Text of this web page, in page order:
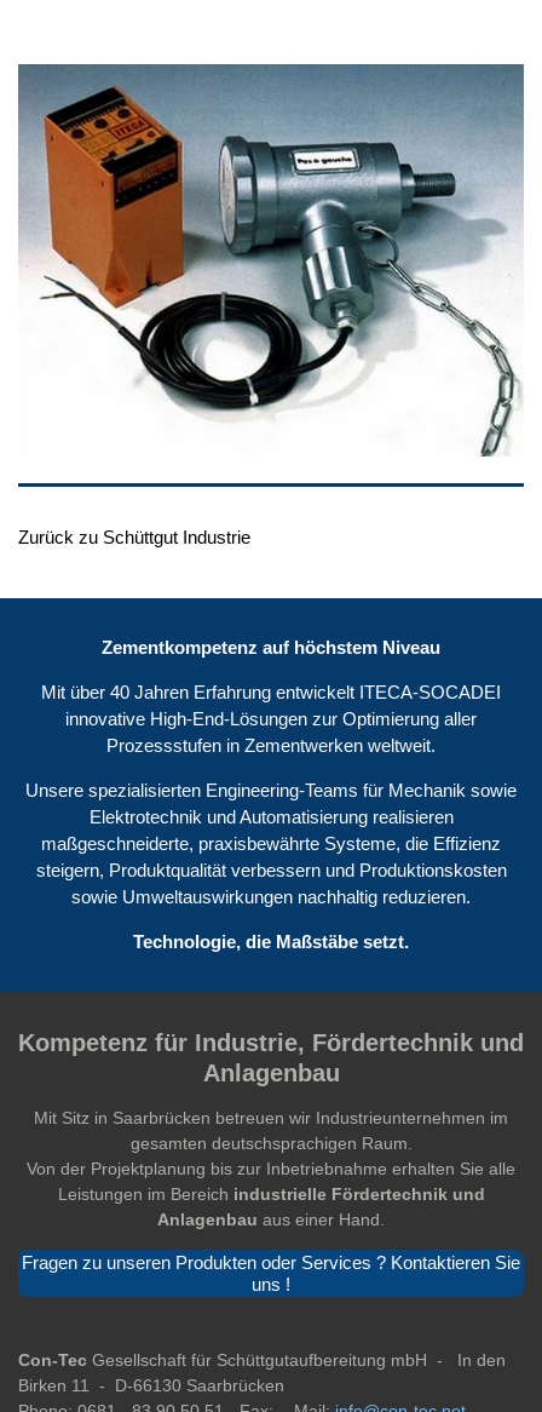
Zurück zu Schüttgut Industrie
Zementkompetenz auf höchstem Niveau
Mit über 40 Jahren Erfahrung entwickelt ITECA-SOCADEI
innovative High-End-Lösungen zur Optimierung aller
Prozessstufen in Zementwerken weltweit.
Unsere spezialisierten Engineering-Teams für Mechanik sowie
Elektrotechnik und Automatisierung realisieren
maßgeschneiderte, praxisbewährte Systeme, die Effizienz
steigern, Produktqualität verbessern und Produktionskosten
sowie Umweltauswirkungen nachhaltig reduzieren.
Technologie, die Maßstäbe setzt.
Kompetenz für Industrie, Fördertechnik und
Anlagenbau
Mit Sitz in Saarbrücken betreuen wir Industrieunternehmen im
gesamten deutschsprachigen Raum.
Von der Projektplanung bis zur Inbetriebnahme erhalten Sie alle
Leistungen im Bereich industrielle Fördertechnik und
Anlagenbau aus einer Hand.
Fragen zu unseren Produkten oder Services ? Kontaktieren Sie
uns !
Con-Tec Gesellschaft für Schüttgutaufbereitung mbH - In den
Birken 11 - D-66130 Saarbrücken